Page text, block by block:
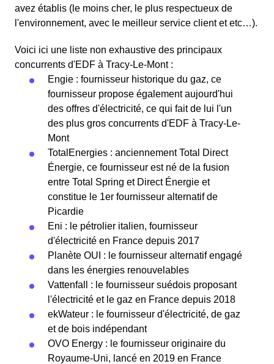
avez établis (le moins cher, le plus respectueux de
l'environnement, avec le meilleur service client et etc…).
Voici ici une liste non exhaustive des principaux
concurrents d'EDF à Tracy-Le-Mont :
Engie : fournisseur historique du gaz, ce
fournisseur propose également aujourd'hui
des offres d'électricité, ce qui fait de lui l'un
des plus gros concurrents d'EDF à Tracy-Le-
Mont
TotalEnergies : anciennement Total Direct
Énergie, ce fournisseur est né de la fusion
entre Total Spring et Direct Énergie et
constitue le 1er fournisseur alternatif de
Picardie
Eni : le pétrolier italien, fournisseur
d'électricité en France depuis 2017
Planète OUI : le fournisseur alternatif engagé
dans les énergies renouvelables
Vattenfall : le fournisseur suédois proposant
l'électricité et le gaz en France depuis 2018
ekWateur : le fournisseur d'électricité, de gaz
et de bois indépendant
OVO Energy : le fournisseur originaire du
Royaume-Uni, lancé en 2019 en France